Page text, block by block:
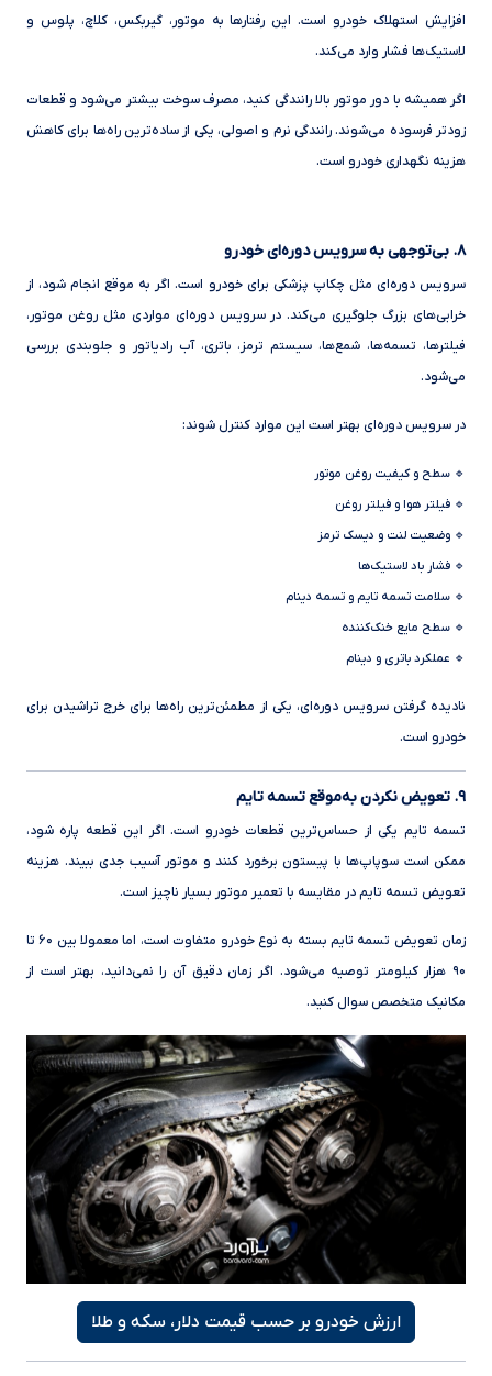
افزایش استهلاک خودرو است. این رفتارها به موتور، گیربکس، کلاچ، پلوس و
لاستیک‌ها فشار وارد می‌کند.
اگر همیشه با دور موتور بالا رانندگی کنید، مصرف سوخت بیشتر می‌شود و قطعات
زودتر فرسوده می‌شوند. رانندگی نرم و اصولی، یکی از ساده‌ترین راه‌ها برای کاهش
هزینه نگهداری خودرو است.
۸. بی‌توجهی به سرویس دوره‌ای خودرو
سرویس دوره‌ای مثل چکاپ پزشکی برای خودرو است. اگر به موقع انجام شود، از
خرابی‌های بزرگ جلوگیری می‌کند. در سرویس دوره‌ای مواردی مثل روغن موتور،
فیلترها، تسمه‌ها، شمع‌ها، سیستم ترمز، باتری، آب رادیاتور و جلوبندی بررسی
می‌شود.
در سرویس دوره‌ای بهتر است این موارد کنترل شوند:
🔹 سطح و کیفیت روغن موتور
🔹 فیلتر هوا و فیلتر روغن
🔹 وضعیت لنت و دیسک ترمز
🔹 فشار باد لاستیک‌ها
🔹 سلامت تسمه تایم و تسمه دینام
🔹 سطح مایع خنک‌کننده
🔹 عملکرد باتری و دینام
نادیده گرفتن سرویس دوره‌ای، یکی از مطمئن‌ترین راه‌ها برای خرج تراشیدن برای
خودرو است.
۹. تعویض نکردن به‌موقع تسمه تایم
تسمه تایم یکی از حساس‌ترین قطعات خودرو است. اگر این قطعه پاره شود،
ممکن است سوپاپ‌ها با پیستون برخورد کنند و موتور آسیب جدی ببیند. هزینه
تعویض تسمه تایم در مقایسه با تعمیر موتور بسیار ناچیز است.
زمان تعویض تسمه تایم بسته به نوع خودرو متفاوت است، اما معمولا بین ۶۰ تا
۹۰ هزار کیلومتر توصیه می‌شود. اگر زمان دقیق آن را نمی‌دانید، بهتر است از
مکانیک متخصص سوال کنید.
ارزش خودرو بر حسب قیمت دلار، سکه و طلا